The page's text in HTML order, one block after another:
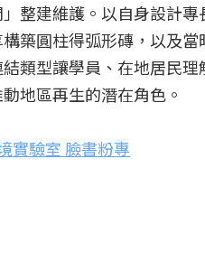
整建維護。以自身設計
築圓柱得弧形磚，以及
類型讓學員、在地居民
地區再生的潛在角色。
實驗室 臉書粉專